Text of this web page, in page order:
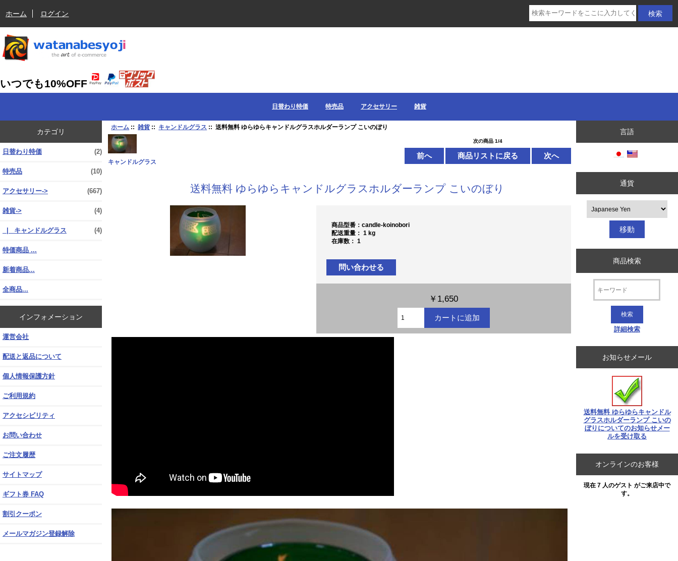
ホーム ログイン
いつでも10%OFF
日替わり特価 特売品 アクセサリー 雑貨
カテゴリ
日替わり特価 (2)
特売品 (10)
アクセサリー-> (667)
雑貨-> (4)
|_ キャンドルグラス (4)
特価商品 ...
新着商品...
全商品...
インフォメーション
運営会社
配送と返品について
個人情報保護方針
ご利用規約
アクセシビリティ
お問い合わせ
ご注文履歴
サイトマップ
ギフト券 FAQ
割引クーポン
メールマガジン登録解除
ホーム ::雑貨 :: キャンドルグラス :: 送料無料 ゆらゆらキャンドルグラスホルダーランプ こいのぼり
キャンドルグラス
次の商品 1/4
前へ 商品リストに戻る 次へ
送料無料 ゆらゆらキャンドルグラスホルダーランプ こいのぼり
商品型番：candle-koinobori
配送重量： 1 kg
在庫数： 1
問い合わせる
￥1,650
言語
通貨
商品検索
詳細検索
お知らせメール
送料無料 ゆらゆらキャンドル
グラスホルダーランプ こいの
ぼり についてのお知らせメー
ルを受け取る
オンラインのお客様
現在 7 人のゲスト がご来店中で
す。